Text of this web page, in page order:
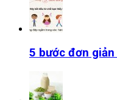
5 bước đơn